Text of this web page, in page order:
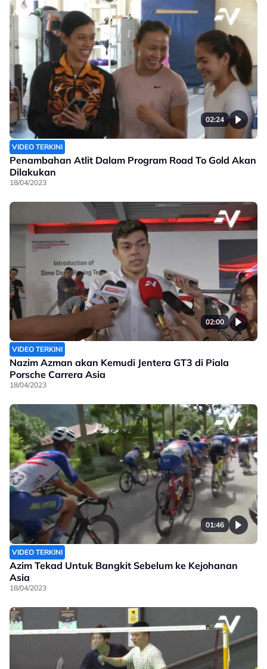
02:24
VIDEO TERKINI
Penambahan Atlit Dalam Program Road To Gold Akan
Dilakukan
18/04/2023
02:00
VIDEO TERKINI
Nazim Azman akan Kemudi Jentera GT3 di Piala
Porsche Carrera Asia
18/04/2023
01:46
VIDEO TERKINI
Azim Tekad Untuk Bangkit Sebelum ke Kejohanan
Asia
18/04/2023